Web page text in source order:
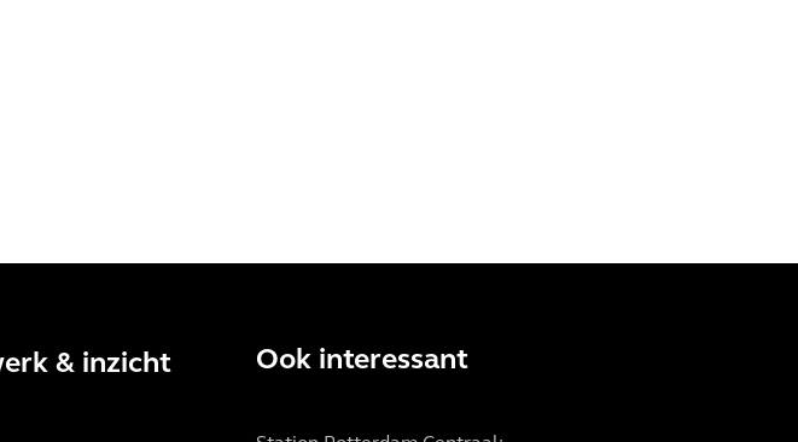
& inzicht Ook interessant